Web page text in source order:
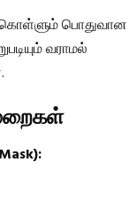
பொதுவான
வராமல்